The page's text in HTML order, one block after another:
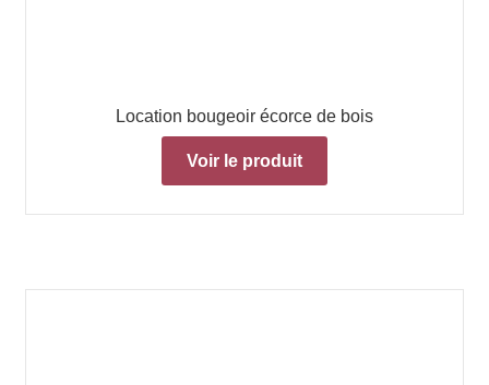
Location bougeoir écorce de bois
Voir le produit